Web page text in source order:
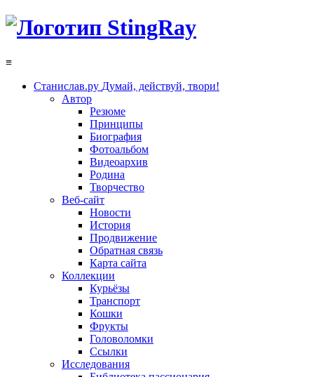
≡
Станислав.ру Думай, действуй, твори!
Автор
Резюме
Принципы
Биография
Фотоальбом
Видеоархив
Родина
Творчество
Веб-сайт
Новости
История
Продвижение
Обратная связь
Карта сайта
Коллекции
Курьёзы
Транспорт
Кошки
Фрукты
Головоломки
Ссылки
Исследования